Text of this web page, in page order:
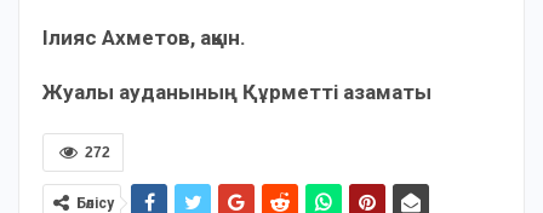
Ілияс Ахметов, ақын.
Жуалы ауданының Құрметті азаматы
272
Бөлісу